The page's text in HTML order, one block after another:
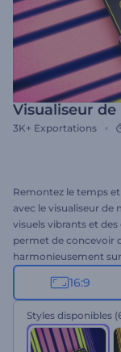
Visualiseur
3K+ Exportations
Remontez le temps
avec le visualiseur de
visuels vibrants et
permet de concevoir
harmonieusement
Téléchargez votre
chanson et de
captivant où l'audio
transparente. Parfait
nouveau single ou
16:9
Styles disponibles